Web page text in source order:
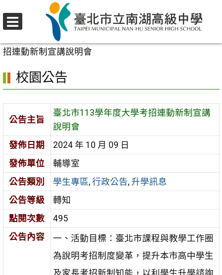
至
要
區
校園公告
招連動新制宣講說明會
校園公告
公告主旨
臺北市113學年度大學考招連動新制宣講
說明會
發佈日期
2024 年 10 月 09 日
發佈單位
輔導室
公告類別
學生專區, 行政公告, 升學訊息
公告等級
轉知
點閱次數
495
公告內容
一、活動目標：臺北市課程與教學工作圈
為說明考招制度變革，提升本市高中學生
及家長考招新制知能，以利學生升學諮詢
選
單